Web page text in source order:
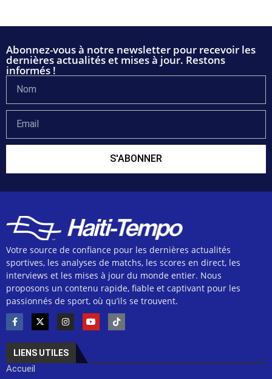
Abonnez-vous à notre newsletter pour recevoir les
dernières actualités et mises à jour. Restons
informés !
S'ABONNER
Votre source de confiance pour les dernières actualités
sportives, les analyses de matchs, les scores en direct, les
interviews et les mises à jour du monde entier. Nous
proposons un contenu rapide, fiable et captivant pour les
passionnés de sport, où qu’ils se trouvent.
LIENS UTILES
Accueil